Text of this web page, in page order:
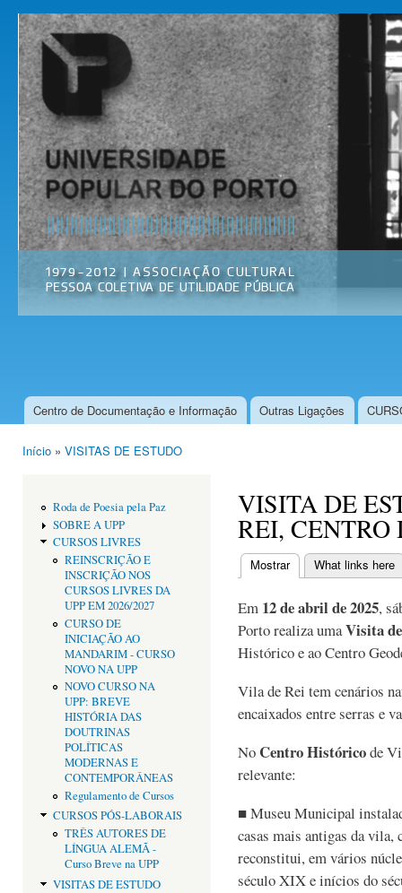
Universidade
Popular do
Porto
Associação
Cultural
Menu principal
Centro de Documentação e Informação Outras Ligações
Início » VISITAS DE ESTUDO
Roda de Poesia pela Paz
SOBRE A UPP
CURSOS LIVRES
REINSCRIÇÃO E
INSCRIÇÃO NOS
CURSOS LIVRES DA
UPP EM 2026/2027
CURSO DE
INICIAÇÃO AO
MANDARIM - CURSO
NOVO NA UPP
NOVO CURSO NA
UPP: BREVE
HISTÓRIA DAS
DOUTRINAS
POLÍTICAS
MODERNAS E
CONTEMPORÂNEAS
Regulamento de Cursos
CURSOS PÓS-LABORAIS
TRÊS AUTORES DE
LÍNGUA ALEMÃ -
Curso Breve na UPP
VISITAS DE ESTUDO
VISITA DE
REI, CENTRO
Separadores
Mostrar(separador ativo)
What links here
Em 12 de abril de 2025,
Porto realiza umaVisita
Histórico e ao Centro
Vila de Rei tem cenários
encaixados entre serras e
No Centro Históricode
relevante:
■ Museu Municipal
casas mais antigas da vila,
reconstitui, em vários
século XIX e inícios do